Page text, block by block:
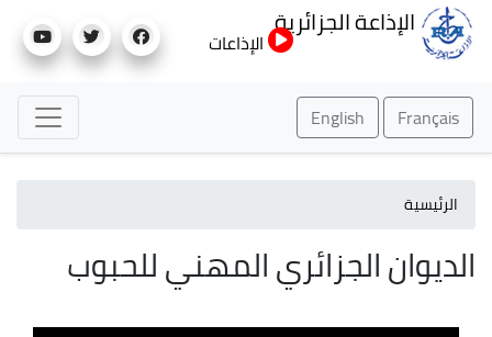
إلى
الإذاعة الجزائرية
الإذاعات
Français
English
الرئيسية
الديوان الجزائري المهني للحبوب